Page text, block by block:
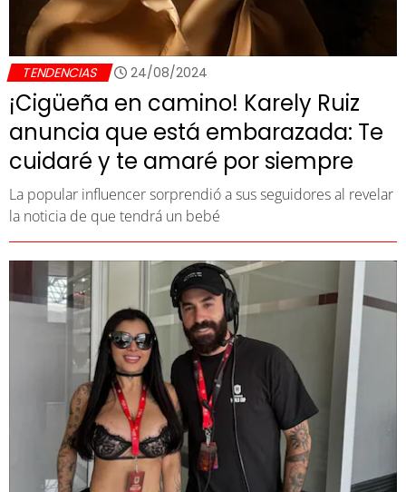
TENDENCIAS 24/08/2024
¡Cigüeña en camino! Karely Ruiz
anuncia que está embarazada: Te
cuidaré y te amaré por siempre
La popular influencer sorprendió a sus seguidores al revelar
la noticia de que tendrá un bebé